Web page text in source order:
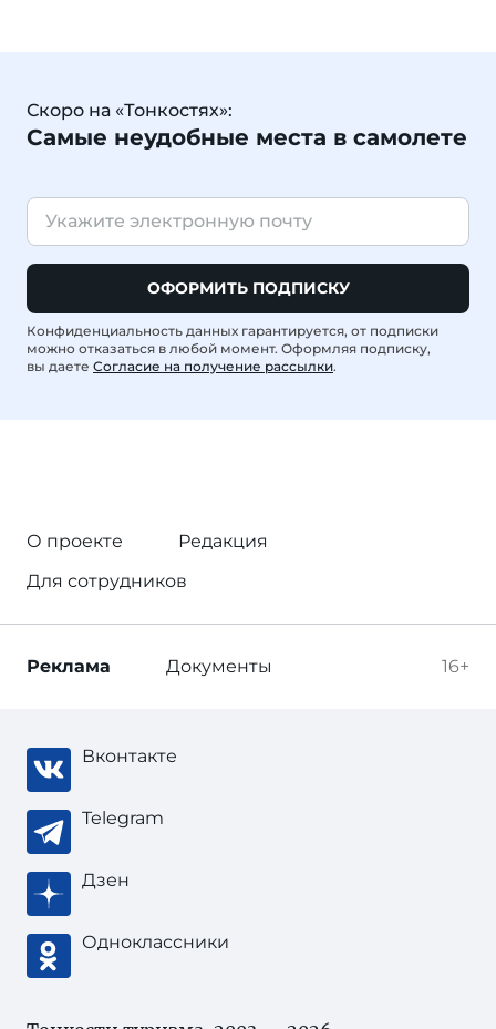
Скоро на «Тонкостях»:
Самые неудобные места в самолете
ОФОРМИТЬ ПОДПИСКУ
Конфиденциальность данных гарантируется, от подписки
можно отказаться в любой момент. Оформляя подписку,
вы даете Согласие на получение рассылки.
О проекте
Редакция
Для сотрудников
16+
Реклама Документы
Вконтакте
Telegram
Дзен
Одноклассники